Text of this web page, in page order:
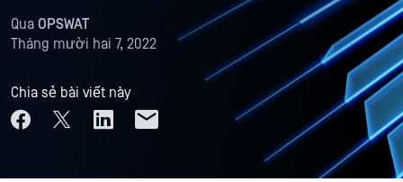
Qua OPSWAT
Tháng mười hai 7, 2022
Chia sẻ bài viết này